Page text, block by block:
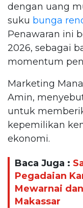
dengan uang
suku bunga
Penawaran ini
2026, sebagai
momentum
Marketing
Amin,
untuk
kepemilikan
ekonomi.
Baca Juga :
Pegadaian
Mewarnai
Makassar